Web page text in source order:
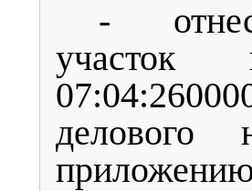
-
участок
делового